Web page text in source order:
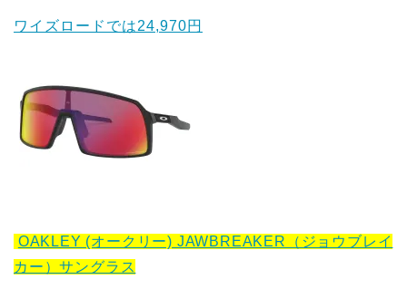
ワイズロードでは24,970円
OAKLEY (オークリー) JAWBREAKER（ジョウブレイ
カー）サングラス